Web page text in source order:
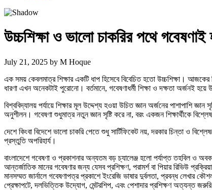
উচ্চশিক্ষা ও ভালো চাকরির পথে
July 21, 2025 by M Hoque
এক সময় কেবলমাত্র শিক্ষার একটি ধাপ হিসেবে বিবেচিত হতো উচ্চশিক্ষা।
ধারণা এখন অনেকটাই পুরোনো। বর্তমানে, গবেষণাধর্মী শিক্ষা ও দক্ষতা অর্জনই
বিশ্ববিদ্যালয় পর্যায়ে শিক্ষার মূল উদ্দেশ্য হওয়া উচিত জ্ঞান অর্জনের পাশাপাশি
অনুশীলন। গবেষণা শুধুমাত্র নতুন জ্ঞান সৃষ্টি করে না, বরং একজন শিক্ষার্থীকে
দেশে কিংবা বিদেশে ভালো চাকরি পেতে শুধু সার্টিফিকেট নয়, দরকার চিন্তা ও
প্রস্তুতি অপরিহার্য।
বাংলাদেশে গবেষণা ও প্রকাশনার অন্যতম বড় চ্যালেঞ্জ হলো পর্যাপ্ত তহবিল ও
আন্তর্জাতিক মানের গবেষণার জন্য যেসব প্রশিক্ষণ, পরামর্শ বা পিয়ার রিভিউ
মানসম্মত জার্নালে গবেষণাপত্র প্রকাশে ইংরেজি ভাষার দুর্বলতা, প্রবন্ধ
প্রেক্ষাপটে, দলভিত্তিক উদ্যোগ, মেন্টরশিপ, এবং পেশাদার প্রশিক্ষণ অত্যন্ত